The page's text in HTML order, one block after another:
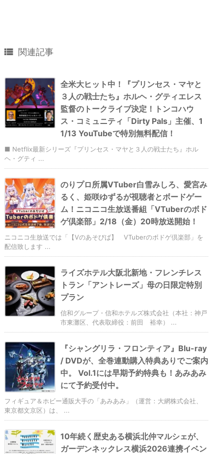
 関連記事
全米大ヒット中！『プリンセス・マヤと
３人の戦士たち』ホルヘ・グティエレス
監督のトークライブ決定！トンコハウ
ス・コミュニティ「Dirty Pals」主催、1
1/13 YouTubeで特別無料配信！
■ Netflix最新シリーズ『プリンセス・マヤと３人の戦士たち』ホル
ヘ・グティ ...
のりプロ所属VTuber白雪みしろ、愛宮み
るく、姫咲ゆずるが視聴者とボードゲー
ム！ニコニコ生放送番組「VTuberのボド
ゲ倶楽部」2/18（金）20時放送開始！
ニコニコ生放送では「【Vのあそびば】 VTuberのボドゲ倶楽部」を
配信致します ...
ライズホテル大阪北新地・フレンチレス
トラン「アントレーズ」母の日限定特別
プラン
信和グループ・信和ホテルズ株式会社（本社：神戸
市東灘区、代表取締役：前田 裕幸） ...
『シャングリラ・フロンティア』Blu-ray
/ DVDが、全巻連動購入特典ありでご案内
中。 Vol.1には早期予約特典も！あみあみ
にて予約受付中。
フィギュア＆ホビー通販大手の「あみあみ」（運営：大網株式会社、
東京都文京区）は、 ...
10年続く歴史ある横浜北仲マルシェが、
ガーデンネックレス横浜2026連携イベン